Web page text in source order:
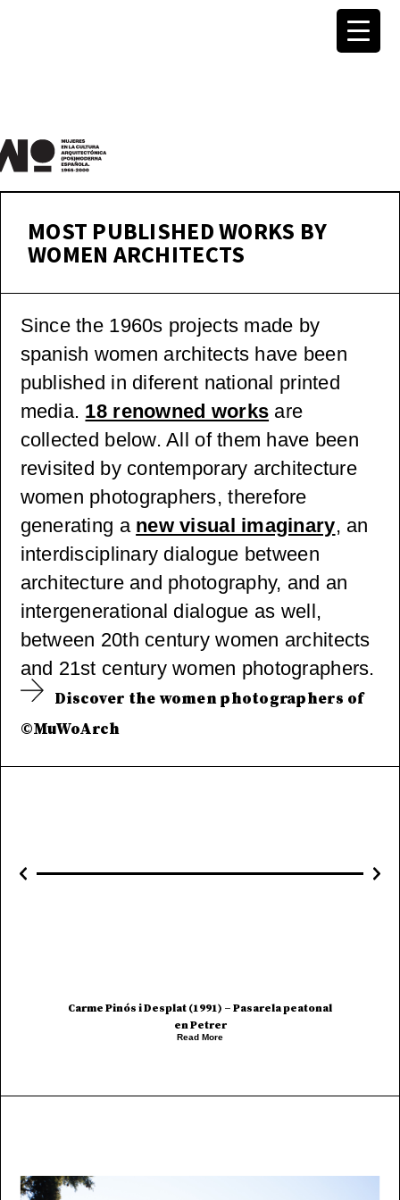
MuWo –
Women
Spanish
(Post)Mo
dern
Architec
ture
Culture,
1965-
2000.
MOST PUBLISHED WORKS BY
WOMEN ARCHITECTS
Since the 1960s projects made by
spanish women architects have been
published in diferent national printed
media. 18 renowned works are
collected below. All of them have been
revisited by contemporary architecture
women photographers, therefore
generating a new visual imaginary, an
interdisciplinary dialogue between
architecture and photography, and an
intergenerational dialogue as well,
between 20th century women architects
and 21st century women photographers.
Discover the women photographers of
©MuWoArch
Carme Pinós i Desplat (1991) – Pasarela peatonal
en Petrer
Read More